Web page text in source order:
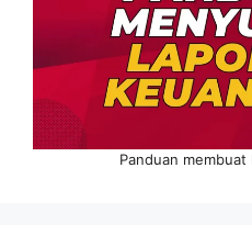
Panduan